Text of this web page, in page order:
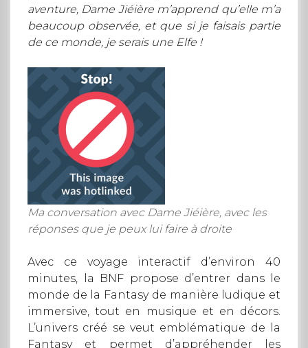
aventure, Dame Jiéière m’apprend qu’elle m’a
beaucoup observée, et que si je faisais partie
de ce monde, je serais une Elfe !
Ma conversation avec Dame Jiéière, avec les
réponses que je peux lui faire à droite
Avec ce voyage interactif d’environ 40
minutes, la BNF propose d’entrer dans le
monde de la Fantasy de manière ludique et
immersive, tout en musique et en décors.
L’univers créé se veut emblématique de la
Fantasy et permet d’appréhender les